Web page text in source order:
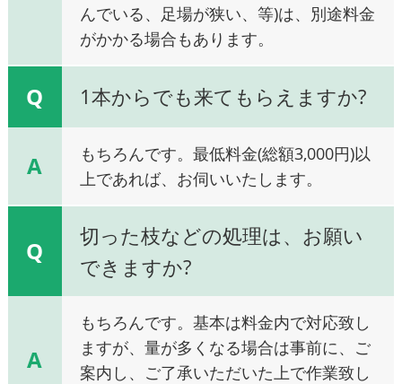
んでいる、足場が狭い、等)は、別途料金
がかかる場合もあります。
Q 1本からでも来てもらえますか?
A
もちろんです。最低料金(総額3,000円)以
上であれば、お伺いいたします。
Q
切った枝などの処理は、お願い
できますか?
A
もちろんです。基本は料金内で対応致し
ますが、量が多くなる場合は事前に、ご
案内し、ご了承いただいた上で作業致し